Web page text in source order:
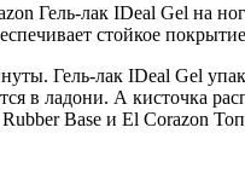
Гель-лак IDeal Gel на
стойкое
Гель-лак IDeal Gel
в ладони. А кисточка
Base и El Corazon